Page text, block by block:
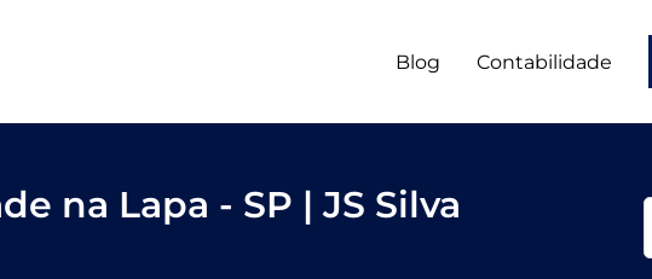
Blog Contabilidade
na Lapa - SP | JS Silva